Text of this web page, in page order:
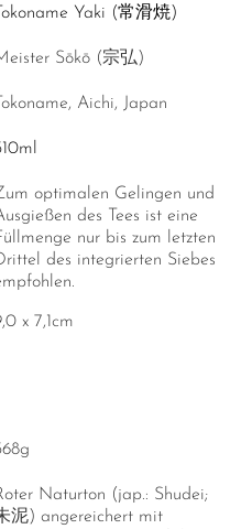
Tokoname Yaki (常滑焼)
Sōkō (宗弘)
Tokoname, Aichi, Japan
optimalen Gelingen und
des Tees ist eine
nur bis zum letzten
des integrierten Siebes
x 7,1cm
Naturton (jap.: Shudei;
泥) angereichert mit